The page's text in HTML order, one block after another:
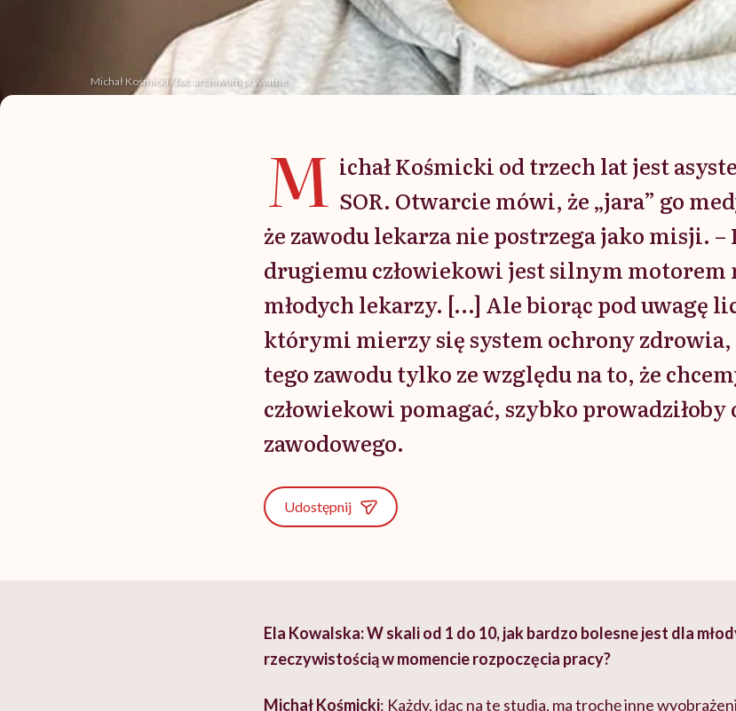
Michał Kośmicki / fot. archiwum prywatne
M ichał Kośmicki od trzech lat jest
SOR. Otwarcie mówi, że „jara” go
że zawodu lekarza nie postrzega jako misji. –
drugiemu człowiekowi jest silnym motorem
młodych lekarzy. […] Ale biorąc pod uwagę
którymi mierzy się system ochrony
tego zawodu tylko ze względu na to, że
człowiekowi pomagać, szybko
zawodowego.
Udostępnij
Ela Kowalska: W skali od 1 do 10, jak bardzo bolesne jest dla
rzeczywistością w momencie rozpoczęcia pracy?
Michał Kośmicki: Każdy, idąc na te studia, ma trochę inne